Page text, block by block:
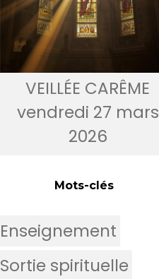
VEILLÉE CARÊME
vendredi 27 mars
2026
Mots-clés
Enseignement
Sortie spirituelle